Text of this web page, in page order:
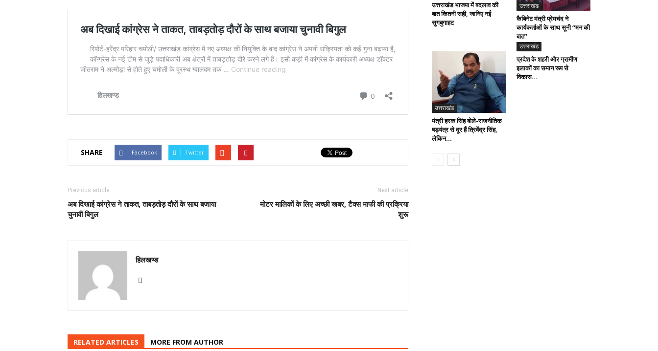
SHARE Facebook Twitter
Previous article
अब दिखाई कांग्रेस ने ताकत, ताबड़तोड़ दौरों के साथ बजाया
चुनावी बिगुल
Next article
मोटर मालिकों के लिए अच्छी खबर, टैक्स माफी की प्रक्रिया
शुरू
हिलखण्ड
RELATED ARTICLES MORE FROM AUTHOR
उत्तराखंड भाजपा में बदलाव की
बात कितनी सही, जानिए नई
सुगबुगाहट
उत्तराखंड
कैबिनेट मंत्री प्रेमचंद ने
कार्यकर्ताओं के साथ सूनी “मन की
बात”
उत्तराखंड
मंत्री हरक सिंह बोले-राजनीतिक
षड्यंत्र से दूर हैं त्रिवेंद्र सिंह,
लेकिन...
उत्तराखंड
प्रदेश के शहरी और ग्रामीण
इलाकों का समान रूप से
विकास...